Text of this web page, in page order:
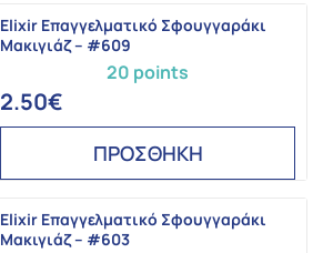
20 points
Elixir Επαγγελματικό Σφουγγαράκι
Μακιγιάζ – #609
2.50€
ΠΡΟΣΘΗΚΗ
Elixir Επαγγελματικό Σφουγγαράκι
Μακιγιάζ – #603